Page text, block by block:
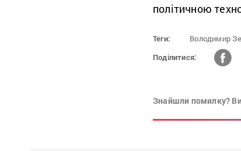
політичною
Теги: Володимир
Поділитися:
Знайшли помилку?